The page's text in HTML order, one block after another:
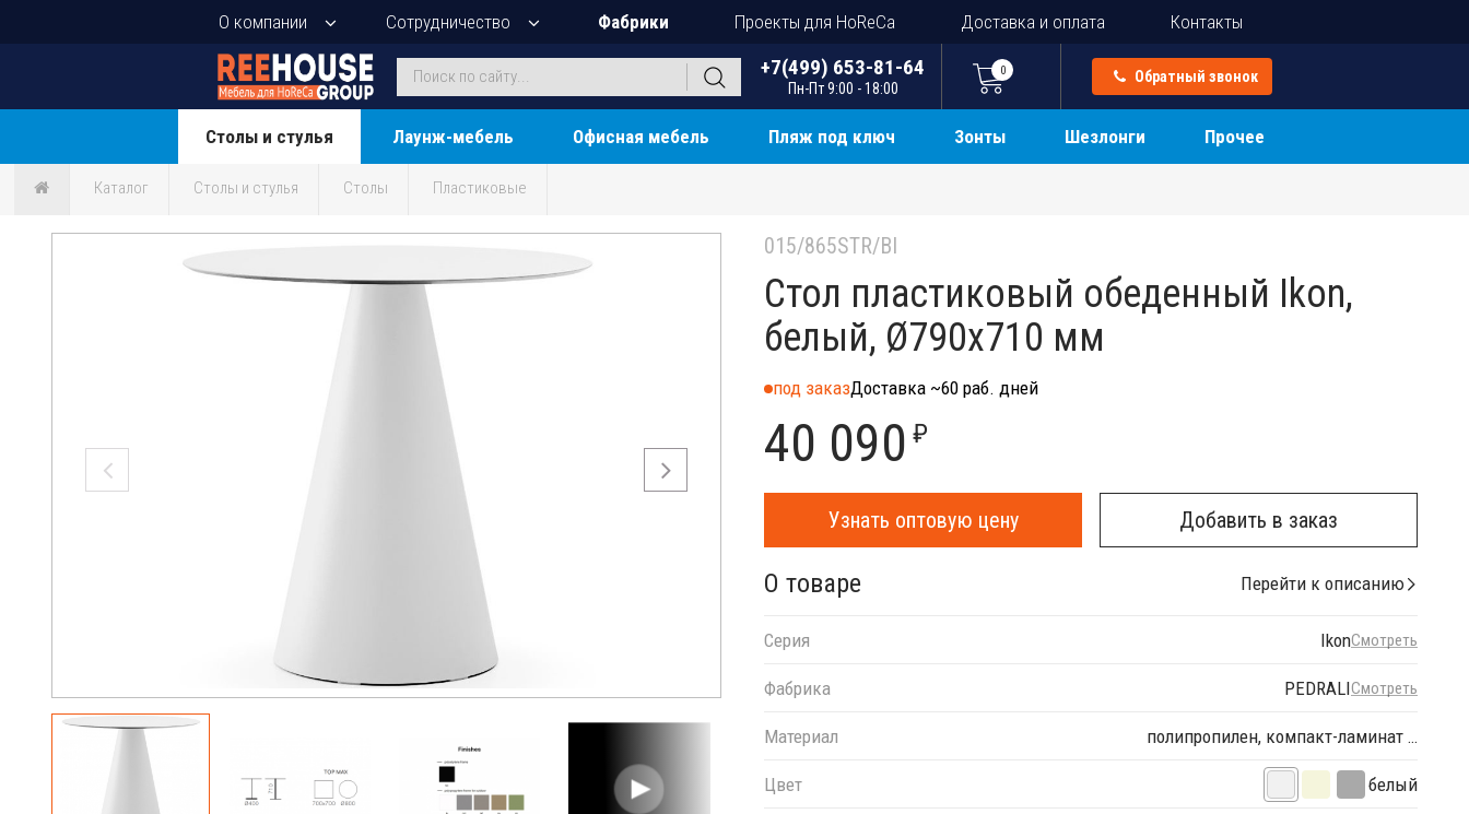
О компании Сотрудничество Фабрики Проекты для HoReCa Доставка и оплата Контакты
+7(499) 653-81-64
Пн-Пт 9:00 - 18:00
0 Обратный звонок
Столы и стулья Лаунж-мебель Офисная мебель Пляж под ключ Зонты Шезлонги Прочее
Каталог Столы и стулья Столы Пластиковые
015/865STR/BI
Стол пластиковый обеденный Ikon,
белый, Ø790х710 мм
под заказДоставка ~60 раб. дней
40 090 ₽
Узнать оптовую цену Добавить в заказ
О товаре Перейти к описанию
Серия IkonСмотреть
Фабрика PEDRALIСмотреть
Материал полипропилен, компакт-ламинат …
Цвет белый